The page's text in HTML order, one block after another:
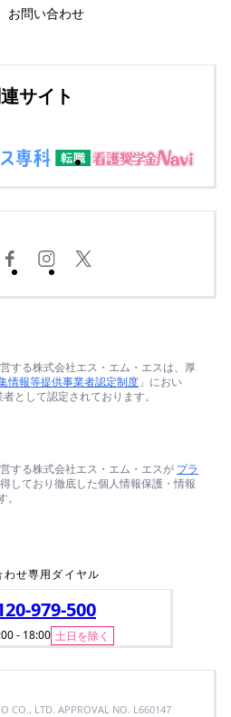
お問い合わせ
サイト
する株式会社エス・エム・エスは、厚
情報等提供事業者認定制度 」におい
として認定されております。
する株式会社エス・エム・エスが プラ
しており徹底した個人情報保護・情報
わせ専用ダイヤル
979-500
- 18:00 土日を除く
CO., LTD. APPROVAL NO. L660147